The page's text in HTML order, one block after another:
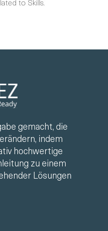
gemacht, die
indem
hochwertige
zu einem
Lösungen